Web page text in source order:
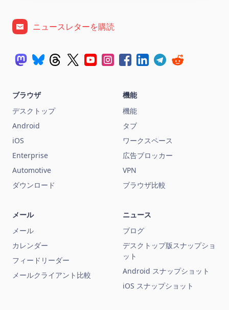
ニュースレターを購読
ブラウザ
デスクトップ
Android
iOS
Enterprise
Automotive
ダウンロード
機能
機能
タブ
ワークスペース
広告ブロッカー
VPN
ブラウザ比較
メール
メール
カレンダー
フィードリーダー
メールクライアント比較
ニュース
ブログ
デスクトップ版スナップショ
ット
Android スナップショット
iOS スナップショット